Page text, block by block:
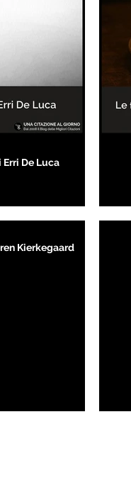
De Luca
Kierkegaard